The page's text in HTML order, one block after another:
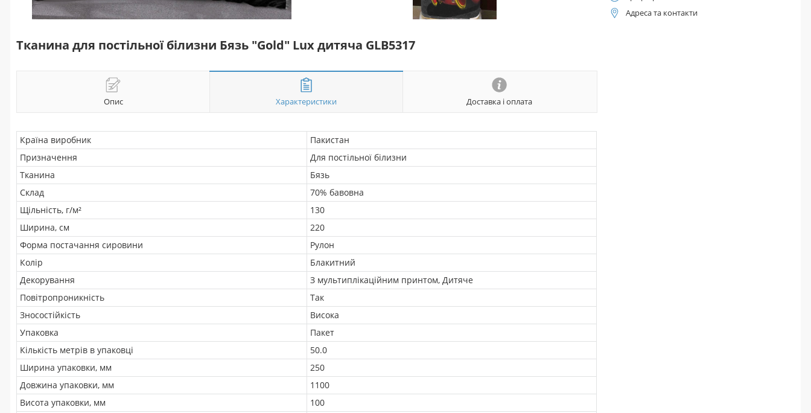
Тканина для постільної білизни Бязь "Gold" Lux дитяча GLB5317
Опис Характеристики Доставка і оплата
Країна виробник
Пакистан
Призначення
Для постільної білизни
Тканина
Бязь
Склад
70% бавовна
Щільність, г/м²
130
Ширина, см
220
Форма постачання сировини
Рулон
Колір
Блакитний
Декорування
З мультиплікаційним принтом, Дитяче
Повітропроникність
Так
Зносостійкість
Висока
Упаковка
Пакет
Кількість метрів в упаковці
50.0
Ширина упаковки, мм
250
Довжина упаковки, мм
1100
Висота упаковки, мм
100
Адреса та контакти